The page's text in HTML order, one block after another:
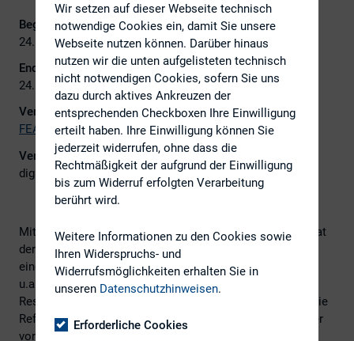
Beginn:
24. Februar 2021
Ende:
24. Februar 2021
Veranstalter:
FEA – Financial Experts Association e.V.
Veranstaltungsort:
digital
Mit Blick auf die angespannte wirtschaftliche Situation hat
der Bundestag am 17.12.2020 mit Wirkung zum 1.1.2021
eine Reform des Insolvenzrechts beschlossen und damit
u.a. das Gesetz zum präventiven Sanierungs- und
Restrukturierungsrahmen StaRUG verabschiedet. Durch die
Reform sollen die Unternehmen besseren Zugang zu einer
vorinsolvenzlichen Sanierung in Eigenverantwortung mit
Wir setzen auf dieser Webseite technisch
notwendige Cookies ein, damit Sie unsere
Webseite nutzen können. Darüber hinaus
nutzen wir die unten aufgelisteten technisch
nicht notwendigen Cookies, sofern Sie uns
dazu durch aktives Ankreuzen der
entsprechenden Checkboxen Ihre Einwilligung
erteilt haben. Ihre Einwilligung können Sie
jederzeit widerrufen, ohne dass die
Rechtmäßigkeit der aufgrund der Einwilligung
bis zum Widerruf erfolgten Verarbeitung
berührt wird.
Weitere Informationen zu den Cookies sowie
Ihren Widerspruchs- und
Widerrufsmöglichkeiten erhalten Sie in
unseren Datenschutzhinweisen.
Erforderliche Cookies